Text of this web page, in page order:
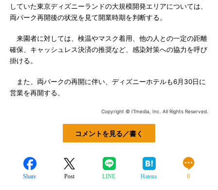
していた東京ディズニーランドの大規模開発エリアについては、
両パーク再開後の状況を見て開業時期を判断する。
来園者に対しては、検温やマスク着用、他の人との一定の距離
確保、キャッシュレス決済の推奨など、感染対策への協力を呼び
掛ける。
また、両パークの再開に伴い、ディズニーホテルも6月30日に
営業を再開する。
Copyright © ITmedia, Inc. All Rights Reserved.
コメントを見る／書く
Share Post LINE Hatena 0